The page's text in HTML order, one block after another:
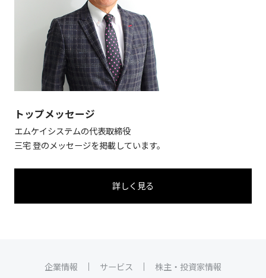
トップメッセージ
エムケイシステムの代表取締役
三宅 登のメッセージを掲載しています。
詳しく見る
企業情報 サービス
株主・投資家情報